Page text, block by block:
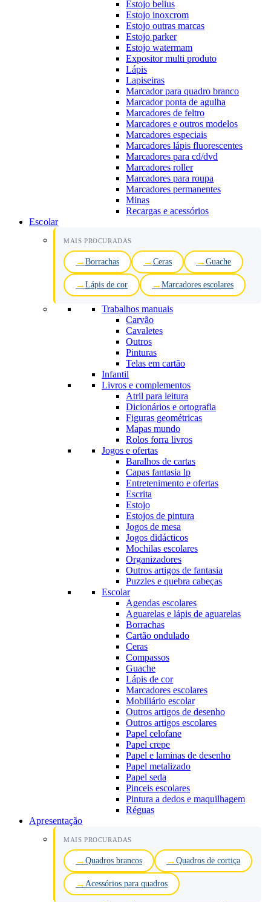
Estojo belius
Estojo inoxcrom
Estojo outras marcas
Estojo parker
Estojo watermam
Expositor multi produto
Lápis
Lapiseiras
Marcador para quadro branco
Marcador ponta de agulha
Marcadores de feltro
Marcadores e outros modelos
Marcadores especiais
Marcadores lápis fluorescentes
Marcadores para cd/dvd
Marcadores roller
Marcadores para roupa
Marcadores permanentes
Minas
Recargas e acessórios
Escolar
MAIS PROCURADAS
Borrachas Ceras Guache
Lápis de cor Marcadores escolares
Trabalhos manuais
Carvão
Cavaletes
Outros
Pinturas
Telas em cartão
Infantil
Livros e complementos
Atril para leitura
Dicionários e ortografia
Figuras geométricas
Mapas mundo
Rolos forra livros
Jogos e ofertas
Baralhos de cartas
Capas fantasia lp
Entretenimento e ofertas
Escrita
Estojo
Estojos de pintura
Jogos de mesa
Jogos didácticos
Mochilas escolares
Organizadores
Outros artigos de fantasia
Puzzles e quebra cabeças
Escolar
Agendas escolares
Aguarelas e lápis de aguarelas
Borrachas
Cartão ondulado
Ceras
Compassos
Guache
Lápis de cor
Marcadores escolares
Mobiliário escolar
Outros artigos de desenho
Outros artigos escolares
Papel celofane
Papel crepe
Papel e laminas de desenho
Papel metalizado
Papel seda
Pinceis escolares
Pintura a dedos e maquilhagem
Réguas
Apresentação
MAIS PROCURADAS
Quadros brancos Quadros de cortiça
Acessórios para quadros